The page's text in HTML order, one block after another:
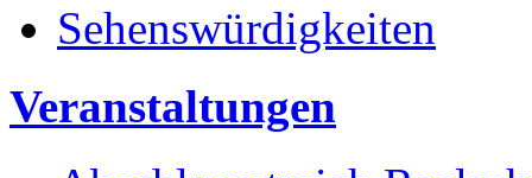
Sehenswürdigkeiten
Veranstaltungen